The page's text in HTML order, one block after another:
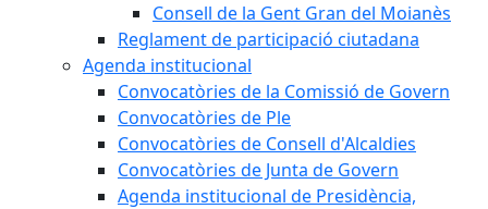
Consell de la Gent Gran del Moianès
Reglament de participació ciutadana
Agenda institucional
Convocatòries de la Comissió de Govern
Convocatòries de Ple
Convocatòries de Consell d'Alcaldies
Convocatòries de Junta de Govern
Agenda institucional de Presidència,